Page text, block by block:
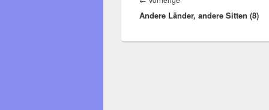
Beitrag:
Andere Länder, andere Sitten (8)